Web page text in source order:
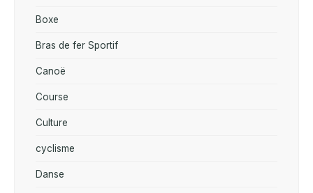
Boxe
Bras de fer Sportif
Canoë
Course
Culture
cyclisme
Danse